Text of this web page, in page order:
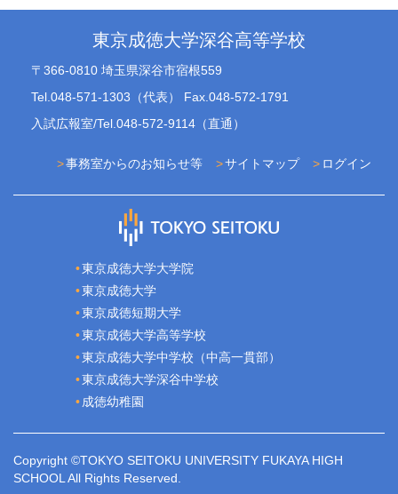
東京成徳大学深谷高等学校
〒366-0810 埼玉県深谷市宿根559
Tel.048-571-1303（代表） Fax.048-572-1791
入試広報室/Tel.048-572-9114（直通）
ログイン
サイトマップ
事務室からのお知らせ等
東京成徳大学大学院
東京成徳大学
東京成徳短期大学
東京成徳大学高等学校
東京成徳大学中学校（中高一貫部）
東京成徳大学深谷中学校
成徳幼稚園
Copyright ©TOKYO SEITOKU UNIVERSITY FUKAYA HIGH
SCHOOL All Rights Reserved.